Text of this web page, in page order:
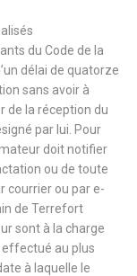
du Code de la
délai de quatorze
sans avoir à
de la réception du
par lui. Pour
doit notifier
ou de toute
courrier ou par e-
de Terrefort
sont à la charge
au plus
à laquelle le